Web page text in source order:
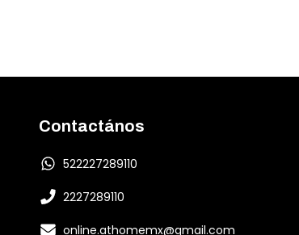
Contactános
522227289110
2227289110
online.athomemx@gmail.com